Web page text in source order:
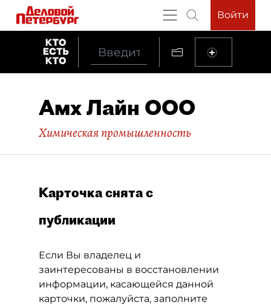
Войти
Амх Лайн ООО
Химическая промышленность
Карточка снята с
публикации
Если Вы владелец и
заинтересованы в восстановлении
информации, касающейся данной
карточки, пожалуйста, заполните